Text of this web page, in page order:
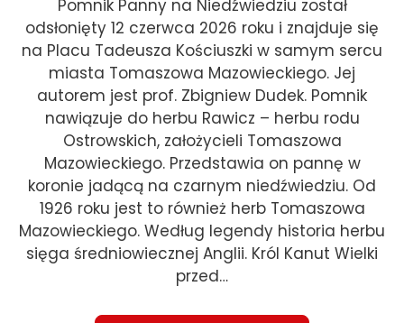
Pomnik Panny na Niedźwiedziu został
odsłonięty 12 czerwca 2026 roku i znajduje się
na Placu Tadeusza Kościuszki w samym sercu
miasta Tomaszowa Mazowieckiego. Jej
autorem jest prof. Zbigniew Dudek. Pomnik
nawiązuje do herbu Rawicz – herbu rodu
Ostrowskich, założycieli Tomaszowa
Mazowieckiego. Przedstawia on pannę w
koronie jadącą na czarnym niedźwiedziu. Od
1926 roku jest to również herb Tomaszowa
Mazowieckiego. Według legendy historia herbu
sięga średniowiecznej Anglii. Król Kanut Wielki
przed…